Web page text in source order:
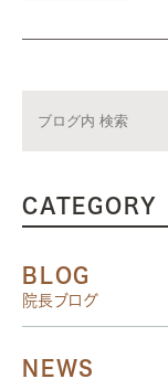
CATEGORY
BLOG
院長ブログ
NEWS